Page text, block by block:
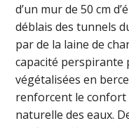
d’un mur de 50 cm
déblais des tunnels
par de la laine de
capacité perspirante
végétalisées en
renforcent le
naturelle des eaux.